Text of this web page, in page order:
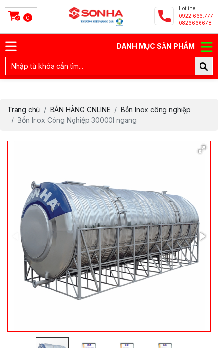
0
Hotline:
0922.666.777
0826666678
DANH MỤC SẢN PHẨM
Trang chủ BÁN HÀNG ONLINE
Bồn Inox công nghiệp
Bồn Inox Công Nghiệp 30000l ngang